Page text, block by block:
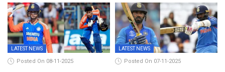
LATEST NEWS
Posted On 08-11-2025
LATEST NEWS
Posted On 07-11-2025